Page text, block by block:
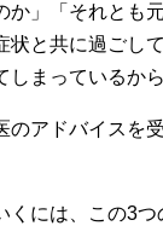
か」「それとも
状と共に過ごし
まっているから
のアドバイスを
には、この3つ